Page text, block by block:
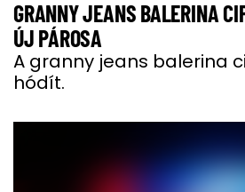
GRANNY JEANS BALERINA
ÚJ PÁROSA
A granny jeans balerina
hódít.